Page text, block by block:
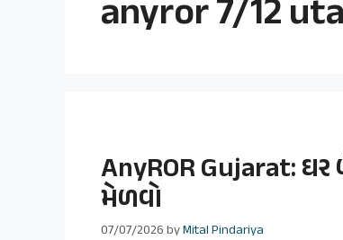
anyror 7/12
AnyROR Gujarat: ઘર
મેળવો
07/07/2026byMital Pindariya